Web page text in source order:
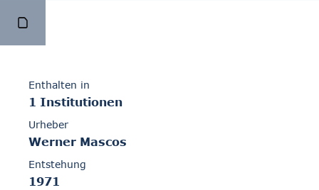
Enthalten in
1 Institutionen
Urheber
Werner Mascos
Entstehung
1971